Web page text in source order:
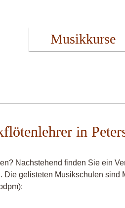
Musikkurse
in
Nachstehend finden Sie ein
Die gelisteten Musikschulen sind